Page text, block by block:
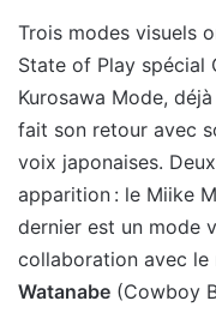
Trois modes visuels
State of Play spécial
Kurosawa Mode,
fait son retour avec
voix japonaises.
apparition : le Miike
dernier est un mode
collaboration avec le
Watanabe (Cowboy